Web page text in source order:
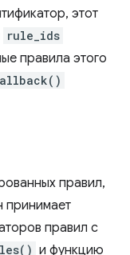
этот
rule_ids
правила этого
правил,
принимает
правил с
и функцию